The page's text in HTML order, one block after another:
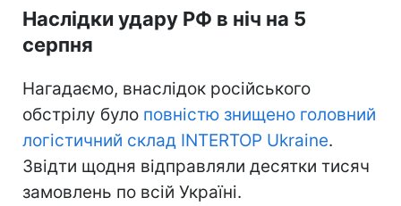
Наслідки удару РФ в ніч на 5
серпня
Нагадаємо, внаслідок російського
обстрілу було повністю знищено головний
логістичний склад INTERTOP Ukraine.
Звідти щодня відправляли десятки тисяч
замовлень по всій Україні.